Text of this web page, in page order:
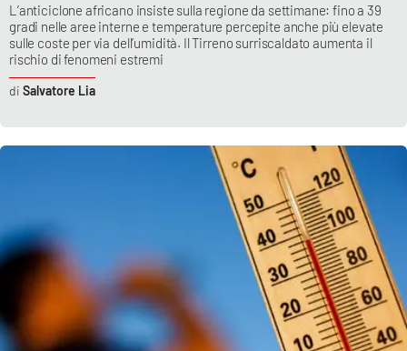
L’anticiclone africano insiste sulla regione da settimane: fino a 39
gradi nelle aree interne e temperature percepite anche più elevate
sulle coste per via dell’umidità. Il Tirreno surriscaldato aumenta il
rischio di fenomeni estremi
Salvatore Lia